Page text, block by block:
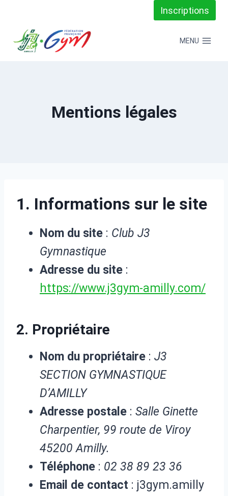
contenu
Inscriptions
MENU
Mentions légales
1. Informations sur le site
Nom du site : Club J3
Gymnastique
Adresse du site :
https://www.j3gym-amilly.com/
2. Propriétaire
Nom du propriétaire : J3
SECTION GYMNASTIQUE
D’AMILLY
Adresse postale : Salle Ginette
Charpentier, 99 route de Viroy
45200 Amilly.
Téléphone : 02 38 89 23 36
Email de contact : j3gym.amilly